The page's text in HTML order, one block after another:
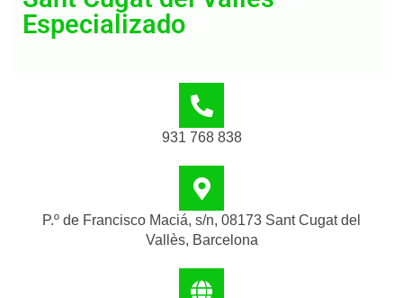
Especializado
931 768 838
P.º de Francisco Maciá, s/n, 08173 Sant Cugat del
Vallès, Barcelona